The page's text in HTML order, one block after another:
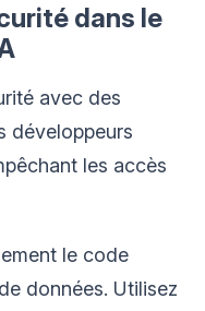
dans le
avec des
développeurs
les accès
le code
données. Utilisez